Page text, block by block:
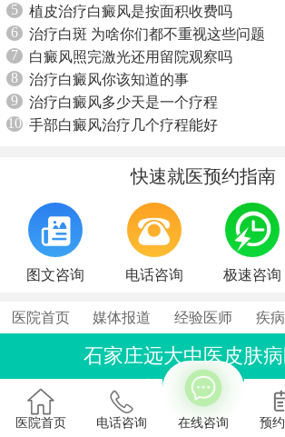
5
植皮治疗白癜风是按面积收费吗
6
治疗白斑 为啥你们都不重视这些问题
7
白癜风照完激光还用留院观察吗
8
治疗白癜风你该知道的事
9
治疗白癜风多少天是一个疗程
10 手部白癜风治疗几个疗程能好
快速就医预约指南
图文咨询 电话咨询 极速咨询
医院首页 媒体报道 经验医师 疾
石家庄远大中医皮肤
联系电话：0311-86990555
石家庄桥西区裕华东路7
医院首页 电话咨询 在线咨询 预